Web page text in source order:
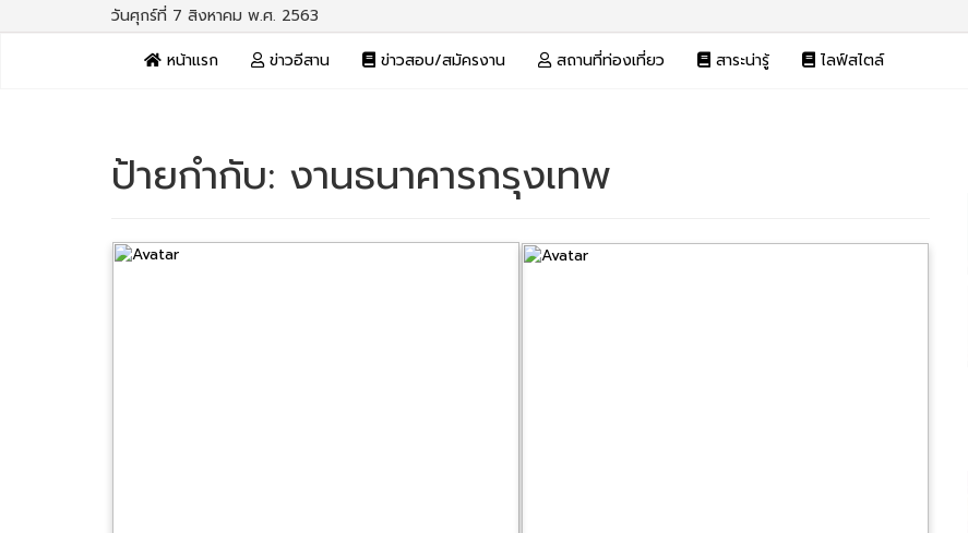
วันศุกร์ที่ 7 สิงหาคม พ.ศ. 2563
หน้าแรก
ข่าวอีสาน ข่าวสอบ/สมัครงาน สถานที่ท่องเที่ยว สาระน่ารู้ ไลฟ์สไตล์
ป้ายกำกับ: งานธนาคารกรุงเทพ